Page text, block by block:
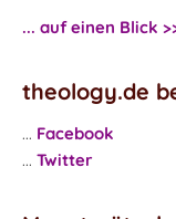
... auf einen Blick
theology.de
... Facebook
... Twitter